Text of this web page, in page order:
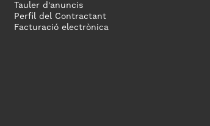
Tauler d'anuncis
Perfil del Contractant
Facturació electrònica